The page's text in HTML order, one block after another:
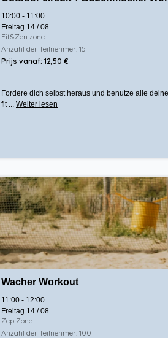
10:00 - 11:00
Freitag 14 / 08
Fit&Zen zone
Anzahl der Teilnehmer: 15
Prijs vanaf: 12,50 €
Fordere dich selbst heraus und benutze alle
fit ... Weiter lesen
Wacher Workout
11:00 - 12:00
Freitag 14 / 08
Zep Zone
Anzahl der Teilnehmer: 100